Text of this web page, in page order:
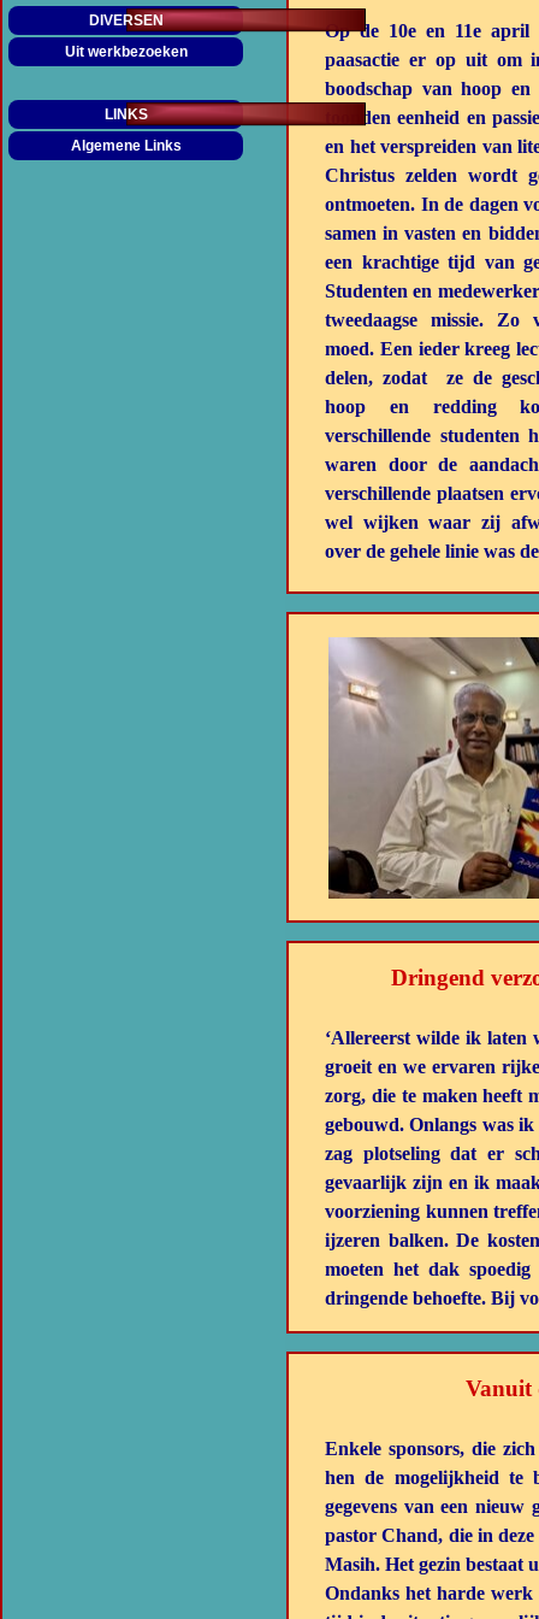
DIVERSEN
Uit werkbezoeken
LINKS
Algemene Links
Op de 10e en 11e april
paasactie er op uit om
boodschap van hoop
toonden eenheid en
en het verspreiden van
Christus zelden wordt
ontmoeten. In de dagen
samen in vasten en
een krachtige tijd van
Studenten en
tweedaagse missie. Zo
moed. Een ieder kreeg
delen, zodat ze de
hoop en redding
verschillende studenten
waren door de
verschillende plaatsen
wel wijken waar zij
over de gehele linie was
Dringend
‘Allereerst wilde ik laten
groeit en we ervaren
zorg, die te maken heeft
gebouwd. Onlangs was
zag plotseling dat er
gevaarlijk zijn en ik
voorziening kunnen
ijzeren balken. De
moeten het dak
dringende behoefte. Bij
Vanuit
Enkele sponsors, die
hen de mogelijkheid te
gegevens van een nieuw
pastor Chand, die in
Masih. Het gezin bestaat
Ondanks het harde werk